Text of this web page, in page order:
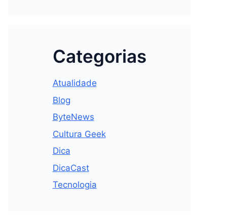
Categorias
Atualidade
Blog
ByteNews
Cultura Geek
Dica
DicaCast
Tecnologia